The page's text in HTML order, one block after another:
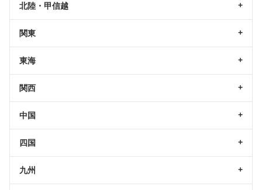
北陸・甲信越
関東
東海
関西
中国
四国
九州